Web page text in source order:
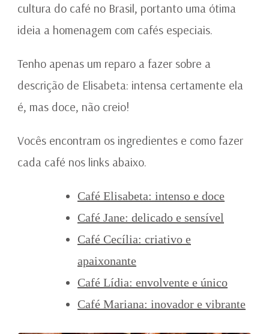
cultura do café no Brasil, portanto uma ótima
ideia a homenagem com cafés especiais.
Tenho apenas um reparo a fazer sobre a
descrição de Elisabeta: intensa certamente ela
é, mas doce, não creio!
Vocês encontram os ingredientes e como fazer
cada café nos links abaixo.
Café Elisabeta: intenso e doce
Café Jane: delicado e sensível
Café Cecília: criativo e
apaixonante
Café Lídia: envolvente e único
Café Mariana: inovador e vibrante